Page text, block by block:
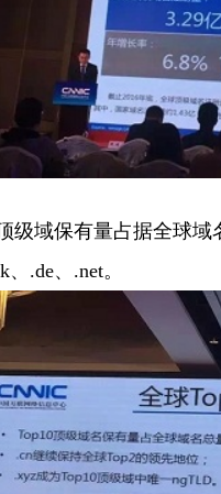
域保有量占据全球域
.de、.net。